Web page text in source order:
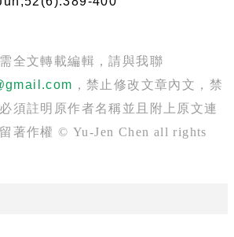
全文轉載編輯，請與我聯
，禁止修改文章內文，禁
須註明原作者名稱並且附上原文連
著作權 © Yu-Jen Chen all rights